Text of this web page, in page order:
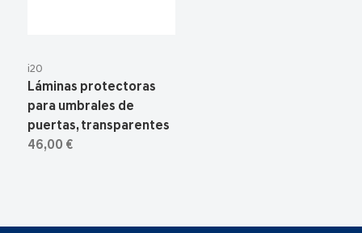
i20
Láminas protectoras
para umbrales de
puertas, transparentes
46,00 €